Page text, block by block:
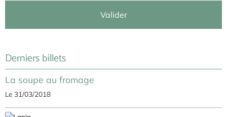
Valider
Derniers billets
La soupe au fromage
Le 31/03/2018